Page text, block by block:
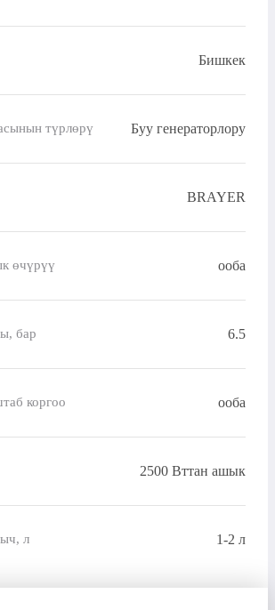
Бишкек
түрлөрү Буу генераторлору
BRAYER
өчүрүү ооба
бар 6.5
коргоо ооба
2500 Вттан ашык
л 1-2 л